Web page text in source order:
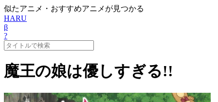
似たアニメ・おすすめアニメが見つかる
HARU
β
?
魔王の娘は優しすぎる!!